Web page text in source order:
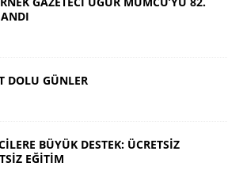
DOLU GÜNLER
BÜYÜK DESTEK: ÜCRETSİZ
EĞİTİM